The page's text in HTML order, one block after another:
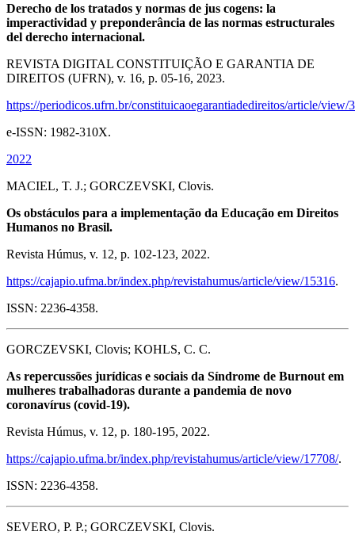
Derecho de los tratados y normas de jus cogens: la
imperactividad y preponderância de las normas estructurales
del derecho internacional.
REVISTA DIGITAL CONSTITUIÇÃO E GARANTIA DE
DIREITOS (UFRN), v. 16, p. 05-16, 2023.
https://periodicos.ufrn.br/constituicaoegarantiadedireitos/article/view/
e-ISSN: 1982-310X.
2022
MACIEL, T. J.; GORCZEVSKI, Clovis.
Os obstáculos para a implementação da Educação em Direitos
Humanos no Brasil.
Revista Húmus, v. 12, p. 102-123, 2022.
https://cajapio.ufma.br/index.php/revistahumus/article/view/15316.
ISSN: 2236-4358.
GORCZEVSKI, Clovis; KOHLS, C. C.
As repercussões jurídicas e sociais da Síndrome de Burnout em
mulheres trabalhadoras durante a pandemia de novo
coronavírus (covid-19).
Revista Húmus, v. 12, p. 180-195, 2022.
https://cajapio.ufma.br/index.php/revistahumus/article/view/17708/.
ISSN: 2236-4358.
SEVERO, P. P.; GORCZEVSKI, Clovis.